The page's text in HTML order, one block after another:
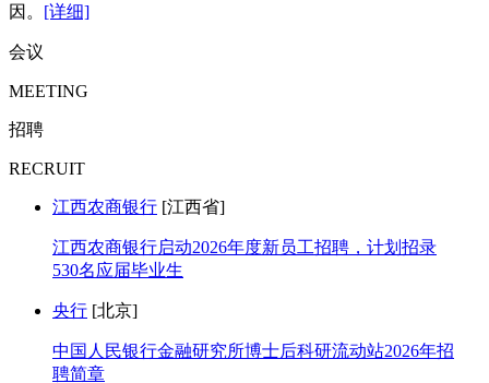
因。 [详细]
会议
MEETING
招聘
RECRUIT
江西农商银行 [江西省]
江西农商银行启动2026年度新员工招聘，计划招录
530名应届毕业生
央行 [北京]
中国人民银行金融研究所博士后科研流动站2026年招
聘简章